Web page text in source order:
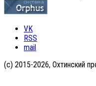
VK
RSS
mail
(с) 2015-2026, Охтинский